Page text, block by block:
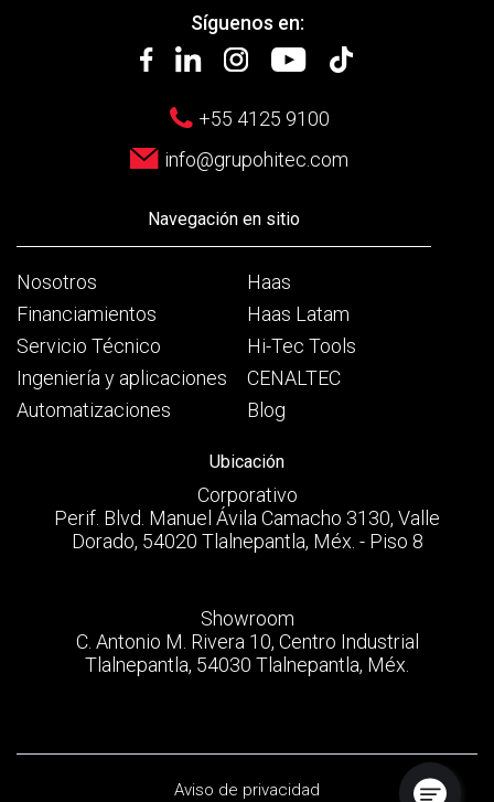
Síguenos en:
+55 4125 9100
info@grupohitec.com
Navegación en sitio
Nosotros
Financiamientos
Servicio Técnico
Ingeniería y aplicaciones
Automatizaciones
Haas
Haas Latam
Hi-Tec Tools
CENALTEC
Blog
Ubicación
Corporativo
Perif. Blvd. Manuel Ávila Camacho 3130, Valle
Dorado, 54020 Tlalnepantla, Méx. - Piso 8
Showroom
C. Antonio M. Rivera 10, Centro Industrial
Tlalnepantla, 54030 Tlalnepantla, Méx.
Aviso de privacidad